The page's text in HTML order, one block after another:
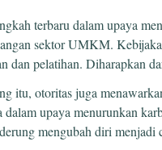
terbaru dalam upaya
sektor UMKM.
dan pelatihan. Diharapkan
itu, otoritas juga
dalam upaya menurunkan
mengubah diri menjadi